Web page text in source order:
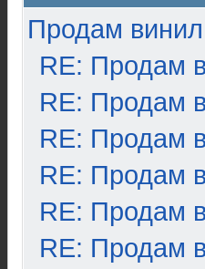
Продам
RE: Продам
RE: Продам
RE: Продам
RE: Продам
RE: Продам
RE: Продам